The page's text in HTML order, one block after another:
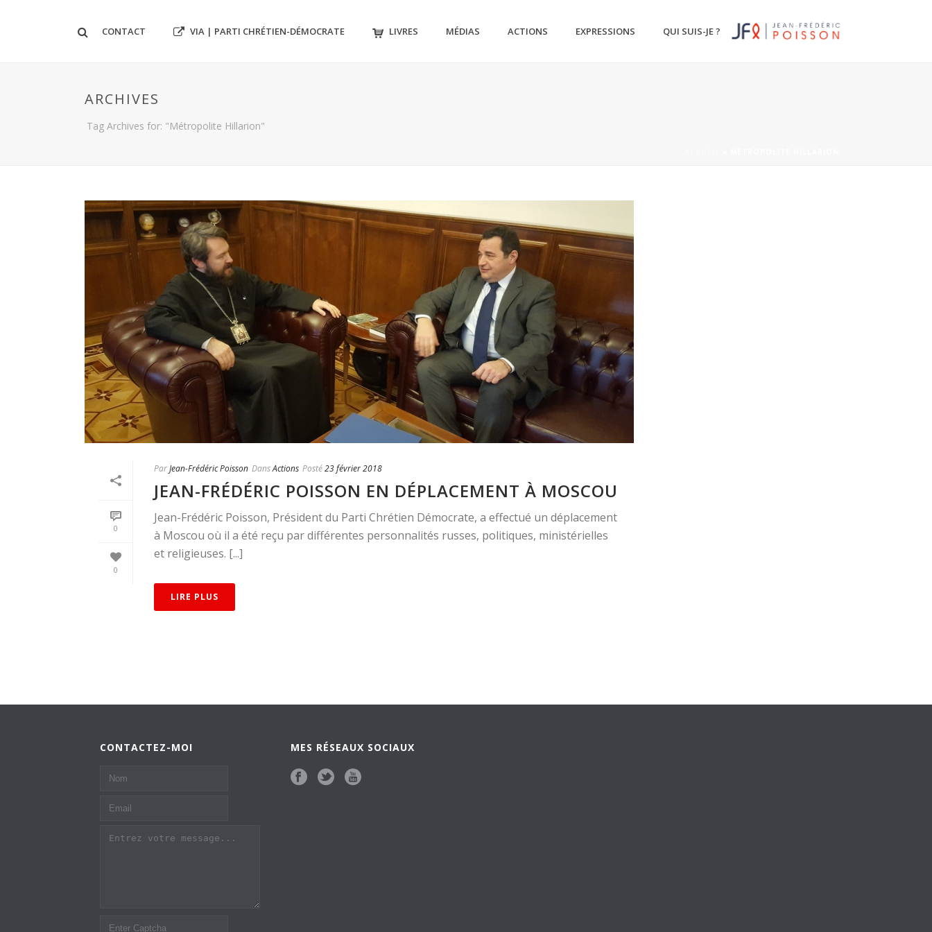
QUI SUIS-JE ?
EXPRESSIONS
ACTIONS
MÉDIAS
LIVRES
VIA | PARTI CHRÉTIEN-DÉMOCRATE
CONTACT
ARCHIVES
Tag Archives for: "Métropolite Hillarion"
0
0
ParJean-Frédéric Poisson DansActions Posté23 février 2018
JEAN-FRÉDÉRIC POISSON EN DÉPLACEMENT À MOSCOU
Jean-Frédéric Poisson, Président du Parti Chrétien Démocrate, a effectué un déplacement
à Moscou où il a été reçu par différentes personnalités russes, politiques, ministérielles
et religieuses. [...]
LIRE PLUS
CONTACTEZ-MOI MES RÉSEAUX SOCIAUX